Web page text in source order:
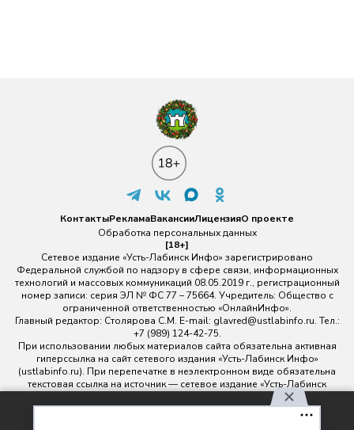
КонтактыРекламаВакансииЛицензияО проекте
Обработка персональных данных
[18+]
Сетевое издание «Усть-Лабинск Инфо» зарегистрировано
Федеральной службой по надзору в сфере связи, информационных
технологий и массовых коммуникаций 08.05.2019 г., регистрационный
номер записи: серия ЭЛ № ФС 77 – 75664. Учредитель: Общество с
ограниченной ответственностью «ОнлайнИнфо».
Главный редактор: Столярова С.М. E-mail: glavred@ustlabinfo.ru. Тел.:
+7 (989) 124-42-75.
При использовании любых материалов сайта обязательна активная
гиперссылка на сайт сетевого издания «Усть-Лабинск Инфо»
(ustlabinfo.ru). При перепечатке в неэлектронном виде обязательна
текстовая ссылка на источник — сетевое издание «Усть-Лабинск
Использование фото- и видеоматериалов без письменного